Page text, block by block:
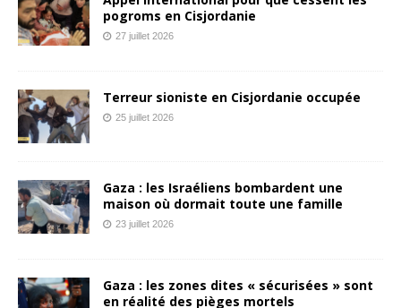
pogroms en Cisjordanie
27 juillet 2026
Terreur sioniste en Cisjordanie occupée
25 juillet 2026
Gaza : les Israéliens bombardent une
maison où dormait toute une famille
23 juillet 2026
Gaza : les zones dites « sécurisées » sont
en réalité des pièges mortels